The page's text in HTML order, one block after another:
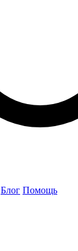
Блог Помощь